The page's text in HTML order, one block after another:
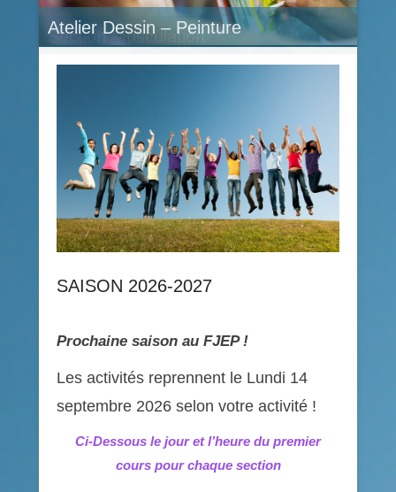
Atelier Dessin – Peinture
Section Musculation
SAISON 2026-2027
Prochaine saison au FJEP !
Les activités reprennent le Lundi 14
septembre 2026 selon votre activité !
Ci-Dessous le jour et l’heure du premier
cours pour chaque section